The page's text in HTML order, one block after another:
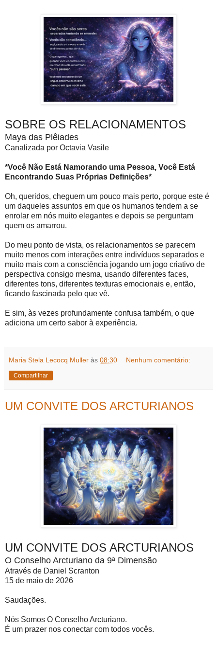
SOBRE OS RELACIONAMENTOS
Maya das Plêiades
Canalizada por Octavia Vasile
*Você Não Está Namorando uma Pessoa, Você Está
Encontrando Suas Próprias Definições*
Oh, queridos, cheguem um pouco mais perto, porque este é
um daqueles assuntos em que os humanos tendem a se
enrolar em nós muito elegantes e depois se perguntam
quem os amarrou.
Do meu ponto de vista, os relacionamentos se parecem
muito menos com interações entre indivíduos separados e
muito mais com a consciência jogando um jogo criativo de
perspectiva consigo mesma, usando diferentes faces,
diferentes tons, diferentes texturas emocionais e, então,
ficando fascinada pelo que vê.
E sim, às vezes profundamente confusa também, o que
adiciona um certo sabor à experiência.
Maria Stela Lecocq Muller às 08:30 Nenhum comentário:
Compartilhar
UM CONVITE DOS ARCTURIANOS
UM CONVITE DOS ARCTURIANOS
O Conselho Arcturiano da 9ª Dimensão
Através de Daniel Scranton
15 de maio de 2026
Saudações.
Nós Somos O Conselho Arcturiano.
É um prazer nos conectar com todos vocês.